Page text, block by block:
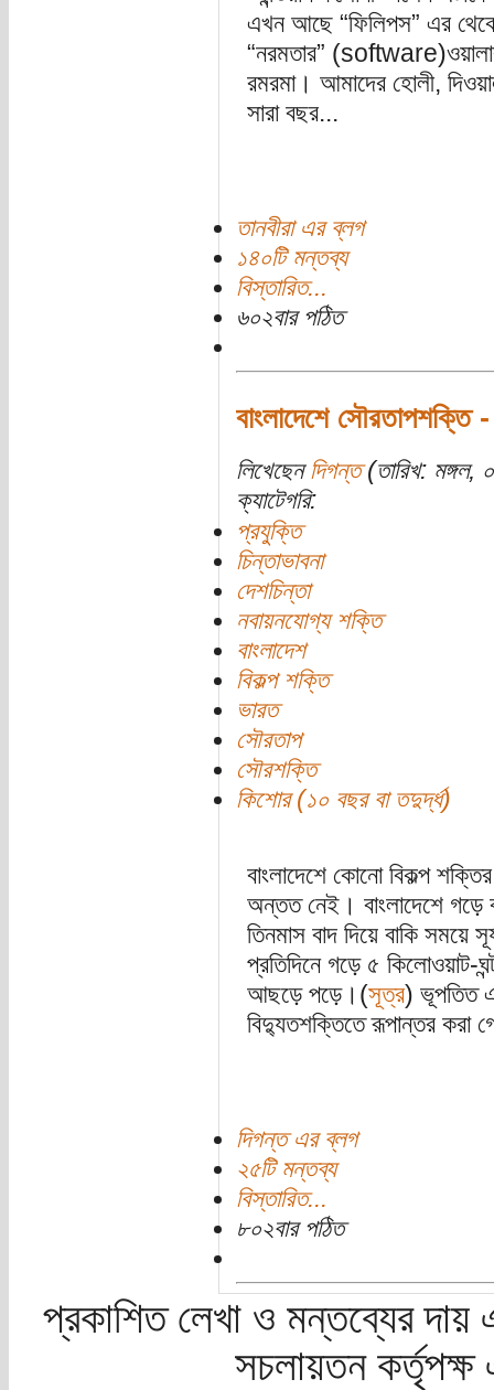
এখন আছে “ফিলিপস” এর থেকে
“নরমতার”
রমরমা। আমাদের হোলী,
সারা বছর...
তানবীরা এর ব্লগ
১৪০টি মন্তব্য
বিস্তারিত...
৬০২বার পঠিত
বাংলাদেশে সৌরতাপশক্তি
লিখেছেন দিগন্ত(তারিখ:
ক্যাটেগরি:
প্রযুক্তি
চিন্তাভাবনা
দেশচিন্তা
নবায়নযোগ্য শক্তি
বাংলাদেশ
বিকল্প শক্তি
ভারত
সৌরতাপ
সৌরশক্তি
কিশোর (১০ বছর বা তদুর্দ্ধ)
বাংলাদেশে কোনো বিকল্প
অন্তত নেই। বাংলাদেশে গড়ে
তিনমাস বাদ দিয়ে বাকি সময়ে
প্রতিদিনে গড়ে ৫ কিলোওয়াট-
আছড়ে পড়ে।(সূত্র) ভূপতিত
বিদ্যুতশক্তিতে রূপান্তর করা
দিগন্ত এর ব্লগ
২৫টি মন্তব্য
বিস্তারিত...
৮০২বার পঠিত
প্রকাশিত লেখা ও মন্তব্যের দায়
সচলায়তন